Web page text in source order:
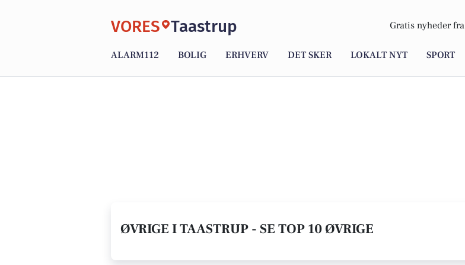
VORES Taastrup Gratis nyheder fra
ALARM112 BOLIG ERHVERV DET SKER LOKALT NYT SPORT
ØVRIGE I TAASTRUP - SE TOP 10 ØVRIGE